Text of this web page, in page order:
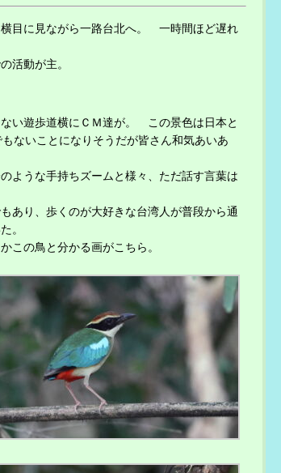
目に見ながら一路台北へ。 一時間ほど遅れ
活動が主。
い遊歩道横にＣＭ達が。 この景色は日本と
ないことになりそうだが皆さん和気あいあ
ような手持ちズームと様々、ただ話す言葉は
あり、歩くのが大好きな台湾人が普段から通
。
この鳥と分かる画がこちら。